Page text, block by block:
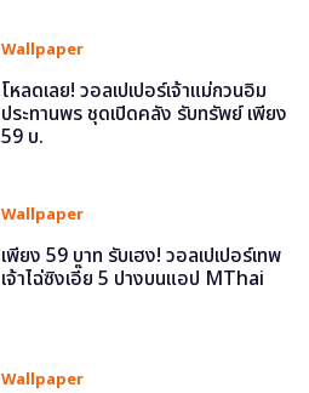
Wallpaper
โหลดเลย! วอลเปเปอร์เจ้าแม่กวนอิม
ประทานพร ชุดเปิดคลัง รับทรัพย์ เพียง
59 บ.
Wallpaper
เพียง 59 บาท รับเฮง! วอลเปเปอร์เทพ
เจ้าไฉ่ซิงเอี๊ย 5 ปางบนแอป MThai
Wallpaper